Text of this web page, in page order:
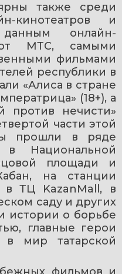
также среди
кинотеатров и
онлайн-
МТС, самыми
фильмами
республики в
«Алиса в стране
(18+), а
против нечисти»
части этой
прошли в ряде
Национальной
площади и
на станции
в ТЦ KazanMall, в
саду и других
истории о борьбе
главные герои
в мир татарской